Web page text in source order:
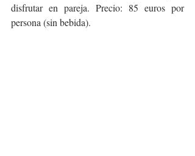
disfrutar en pareja. Precio: 85 euros por
persona (sin bebida).